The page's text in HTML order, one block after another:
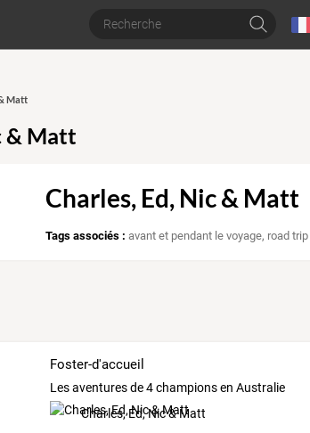
Matt
& Matt
Charles, Ed, Nic & Matt
Tags associés : avant et pendant le voyage, road trip
Foster-d'accueil
Les aventures de 4 champions en Australie
Charles, Ed, Nic & Matt